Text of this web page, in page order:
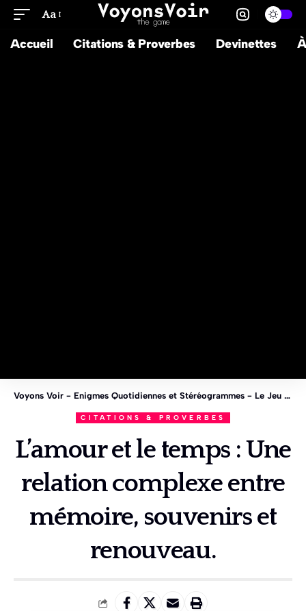
Aa
Accueil Citations & Proverbes Devinettes
Voyons Voir - Enigmes Quotidiennes et Stéréogrammes - Le Jeu des 1%
CITATIONS & PROVERBES
L’amour et le temps : Une
relation complexe entre
mémoire, souvenirs et
renouveau.